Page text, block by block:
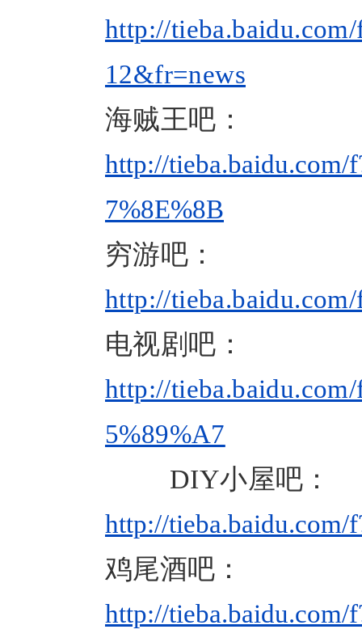
http://
12&fr=news
海贼王吧：
http://
7%8E%8B
穷游吧：
http://
电视剧吧：
http://
5%89%A7
DIY小屋吧：
http://
鸡尾酒吧：
http://